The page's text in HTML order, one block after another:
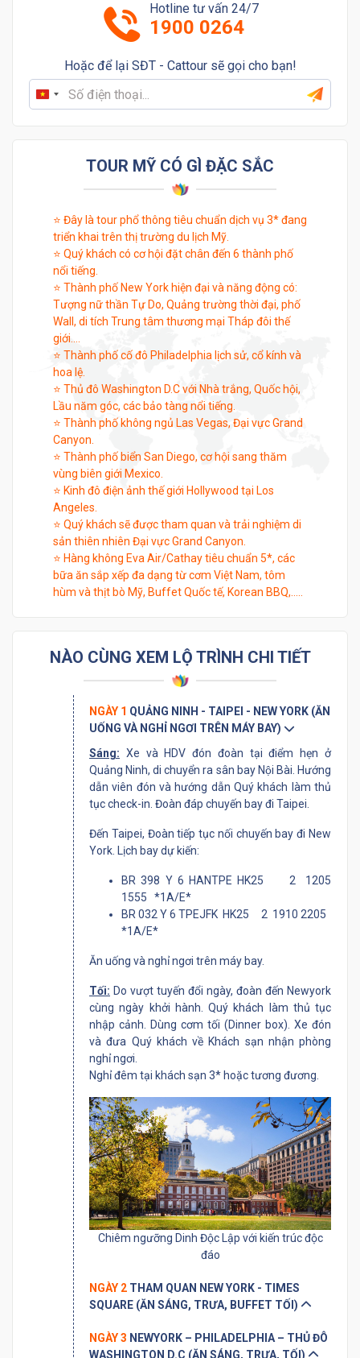
TOUR MỸ CÓ GÌ ĐẶC SẮC
⭐ Đây là tour phổ thông tiêu chuẩn dịch vụ 3* đang
triển khai trên thị trường du lịch Mỹ.
⭐ Quý khách có cơ hội đặt chân đến 6 thành phố
nổi tiếng.
⭐ Thành phố New York hiện đại và năng động có:
Tượng nữ thần Tự Do, Quảng trường thời đại, phố
Wall, di tích Trung tâm thương mại Tháp đôi thế
giới….
⭐ Thành phố cố đô Philadelphia lịch sử, cổ kính và
hoa lệ.
⭐ Thủ đô Washington D.C với Nhà trắng, Quốc hội,
Lầu năm góc, các bảo tàng nổi tiếng.
⭐ Thành phố không ngủ Las Vegas, Đại vực Grand
Canyon.
⭐ Thành phố biển San Diego, cơ hội sang thăm
vùng biên giới Mexico.
⭐ Kinh đô điện ảnh thế giới Hollywood tại Los
Angeles.
⭐ Quý khách sẽ được tham quan và trải nghiệm di
sản thiên nhiên Đại vực Grand Canyon.
⭐ Hàng không Eva Air/Cathay tiêu chuẩn 5*, các
bữa ăn sắp xếp đa dạng từ cơm Việt Nam, tôm
hùm và thịt bò Mỹ, Buffet Quốc tế, Korean BBQ,…..
NÀO CÙNG XEM LỘ TRÌNH CHI TIẾT
NGÀY 1 QUẢNG NINH - TAIPEI - NEW YORK (ĂN
UỐNG VÀ NGHỈ NGƠI TRÊN MÁY BAY)
Sáng: Xe và HDV đón đoàn tại điểm hẹn ở
Quảng Ninh, di chuyển ra sân bay Nội Bài. Hướng
dẫn viên đón và hướng dẫn Quý khách làm thủ
tục check-in. Đoàn đáp chuyến bay đi Taipei.
Đến Taipei, Đoàn tiếp tục nối chuyến bay đi New
York. Lịch bay dự kiến:
BR 398 Y 6 HANTPE HK25 2 1205
1555 *1A/E*
BR 032 Y 6 TPEJFK HK25 2 1910 2205
*1A/E*
Ăn uống và nghỉ ngơi trên máy bay.
Tối: Do vượt tuyến đổi ngày, đoàn đến Newyork
cùng ngày khởi hành. Quý khách làm thủ tục
nhập cảnh. Dùng cơm tối (Dinner box). Xe đón
và đưa Quý khách về Khách sạn nhận phòng
nghỉ ngơi.
Nghỉ đêm tại khách sạn 3* hoặc tương đương.
Chiêm ngưỡng Dinh Độc Lập với kiến trúc độc
đáo
NGÀY 2 THAM QUAN NEW YORK - TIMES
SQUARE (ĂN SÁNG, TRƯA, BUFFET TỐI)
NGÀY 3 NEWYORK – PHILADELPHIA – THỦ ĐÔ
WASHINGTON D.C (ĂN SÁNG, TRƯA, TỐI)
Hotline tư vấn 24/7
1900 0264
Hoặc để lại SĐT - Cattour sẽ gọi cho bạn!
Vietnam